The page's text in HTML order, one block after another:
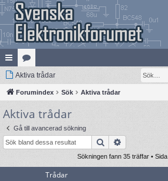
na
bb
lä
nk
ar
at
eg
ori
er
Aktiva trådar
Forumindex Sök Aktiva trådar
Aktiva trådar
Gå till avancerad sökning
Sök
Sökningen fann 35 träffar • Sida
Trådar